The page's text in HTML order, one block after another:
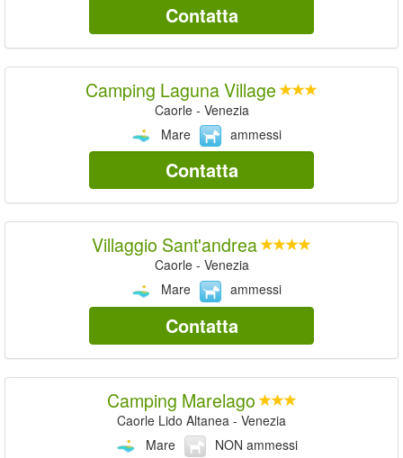
Contatta
Camping Laguna Village
Caorle - Venezia
Mare
ammessi
Contatta
Villaggio Sant'andrea
Caorle - Venezia
Mare
ammessi
Contatta
Camping Marelago
Caorle Lido Altanea - Venezia
Mare
NON ammessi